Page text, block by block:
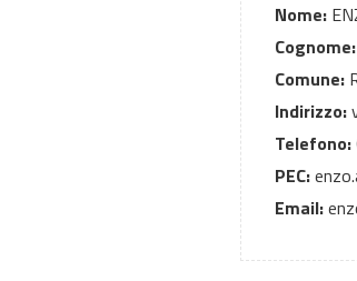
Nome:
Cognome:
Comune:
Indirizzo:
Telefono:
PEC:
Email: